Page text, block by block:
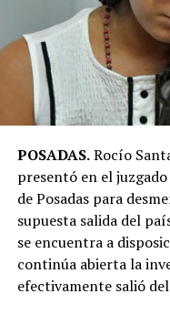
POSADAS.Rocío
presentó en el
de Posadas para
supuesta salida del
se encuentra a
continúa abierta la
efectivamente salió